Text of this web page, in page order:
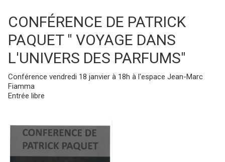
CONFÉRENCE DE PATRICK
PAQUET " VOYAGE DANS
L'UNIVERS DES PARFUMS"
Conférence vendredi 18 janvier à 18h à l'espace Jean-Marc
Fiamma
Entrée libre